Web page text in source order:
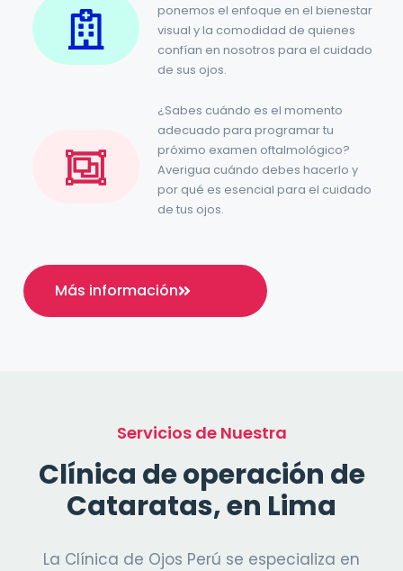
ponemos el enfoque en el bienestar
visual y la comodidad de quienes
confían en nosotros para el cuidado
de sus ojos.
¿Sabes cuándo es el momento
adecuado para programar tu
próximo examen oftalmológico?
Averigua cuándo debes hacerlo y
por qué es esencial para el cuidado
de tus ojos.
Más información
Servicios de Nuestra
Clínica de operación de
Cataratas, en Lima
La Clínica de Ojos Perú se especializa en